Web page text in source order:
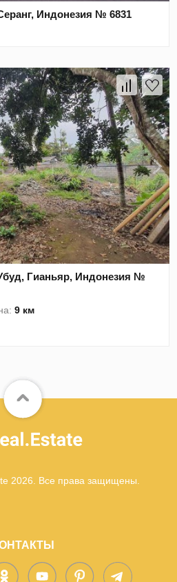
Индонезия № 6831
Гианьяр, Индонезия №
9 км
2026. Все права защищены.